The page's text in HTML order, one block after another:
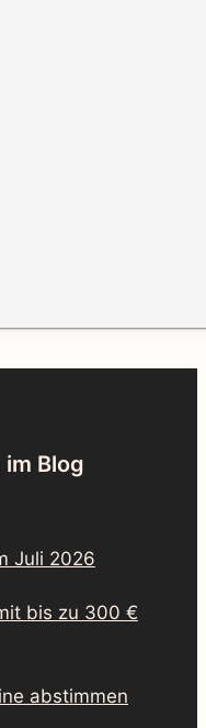
Blog
Juli 2026
bis zu 300 €
abstimmen